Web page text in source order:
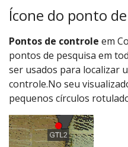
Ícone do ponto
Pontos de controle em
pontos de pesquisa em
ser usados ​​para localizar
controle.No seu
pequenos círculos